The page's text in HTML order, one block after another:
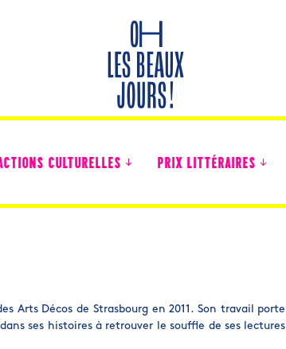
CULTURELLES PRIX LITTÉRAIRES
Arts Décos de Strasbourg en 2011. Son travail porte
ses histoires à retrouver le souffle de ses lectures